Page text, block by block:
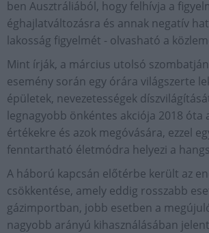
ben Ausztráliából, hogy felhívja a
éghajlatváltozásra és annak negatív
lakosság figyelmét - olvasható a
Mint írják, a március utolsó
esemény során egy órára világszerte
épületek, nevezetességek
legnagyobb önkéntes akciója 2018 óta
értékekre és azok megóvására, ezzel
fenntartható életmódra helyezi a
A háború kapcsán előtérbe került az
csökkentése, amely eddig rosszabb
gázimportban, jobb esetben a
nagyobb arányú kihasználásában